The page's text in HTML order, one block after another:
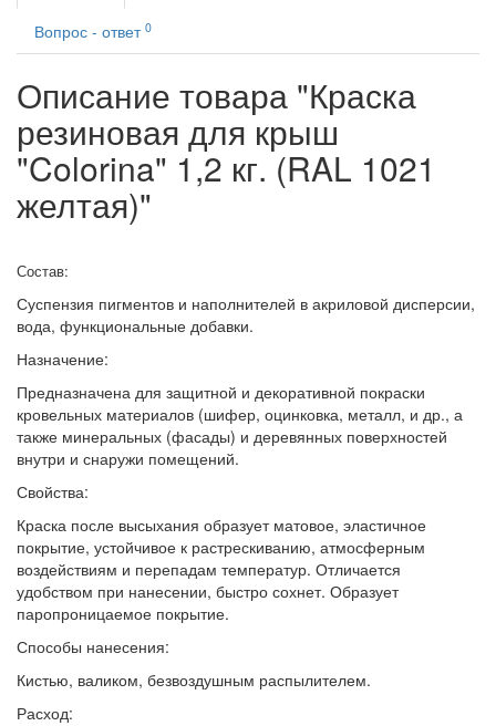
Вопрос - ответ 0
Описание товара "Краска
резиновая для крыш
"Colorina" 1,2 кг. (RAL 1021
желтая)"
Состав:
Суспензия пигментов и наполнителей в акриловой дисперсии,
вода, функциональные добавки.
Назначение:
Предназначена для защитной и декоративной покраски
кровельных материалов (шифер, оцинковка, металл, и др., а
также минеральных (фасады) и деревянных поверхностей
внутри и снаружи помещений.
Свойства:
Краска после высыхания образует матовое, эластичное
покрытие, устойчивое к растрескиванию, атмосферным
воздействиям и перепадам температур. Отличается
удобством при нанесении, быстро сохнет. Образует
паропроницаемое покрытие.
Способы нанесения:
Кистью, валиком, безвоздушным распылителем.
Расход: